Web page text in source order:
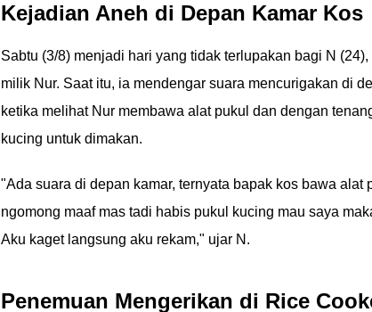
Kejadian Aneh di Depan Kamar Kos
Sabtu (3/8) menjadi hari yang tidak terlupakan bagi N
milik Nur. Saat itu, ia mendengar suara mencurigakan di
ketika melihat Nur membawa alat pukul dan dengan
kucing untuk dimakan.
"Ada suara di depan kamar, ternyata bapak kos bawa alat
ngomong maaf mas tadi habis pukul kucing mau saya
Aku kaget langsung aku rekam," ujar N.
Penemuan Mengerikan di Rice